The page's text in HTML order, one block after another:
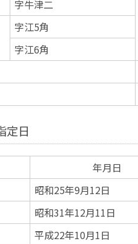
字牛津二
字江5角
字江6角
定日
年月日
昭和25年9月12日
昭和31年12月11日
平成22年10月1日